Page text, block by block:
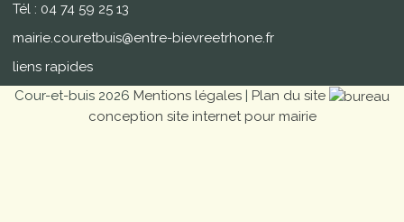
Tél : 04 74 59 25 13
mairie.couretbuis@entre-bievreetrhone.fr
liens rapides
Cour-et-buis 2026 Mentions légales | Plan du site
conception site internet pour mairie